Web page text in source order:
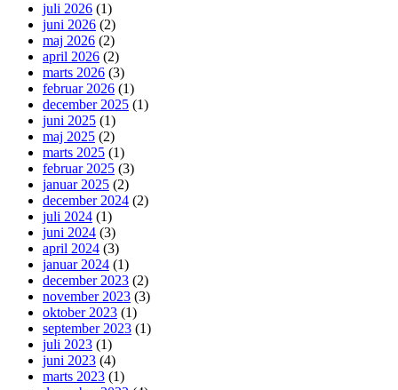
juli 2026 (1)
juni 2026 (2)
maj 2026 (2)
april 2026 (2)
marts 2026 (3)
februar 2026 (1)
december 2025 (1)
juni 2025 (1)
maj 2025 (2)
marts 2025 (1)
februar 2025 (3)
januar 2025 (2)
december 2024 (2)
juli 2024 (1)
juni 2024 (3)
april 2024 (3)
januar 2024 (1)
december 2023 (2)
november 2023 (3)
oktober 2023 (1)
september 2023 (1)
juli 2023 (1)
juni 2023 (4)
marts 2023 (1)